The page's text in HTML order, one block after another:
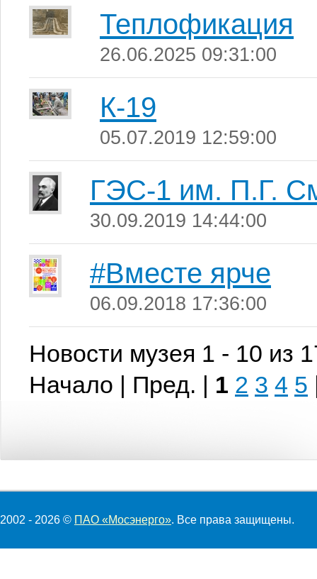
Теплофикация
26.06.2025 09:31:00
К-19
05.07.2019 12:59:00
ГЭС-1 им. П.Г.
30.09.2019 14:44:00
#Вместе ярче
06.09.2018 17:36:00
Новости музея 1 - 10 из
Начало | Пред. | 1 2 3 4 5
2002 - 2026 © ПАО «Мосэнерго». Все права защищены.